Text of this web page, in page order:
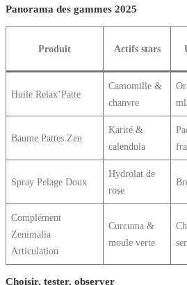
Panorama des gammes 2025
Produit Actifs stars
Huile Relax’Patte
Camomille &
chanvre
Baume Pattes Zen
Karité &
calendula
Spray Pelage Doux
Hydrolat de
rose
Complément
Zenimalia
Articulation
Curcuma &
moule verte
Choisir, tester, observer